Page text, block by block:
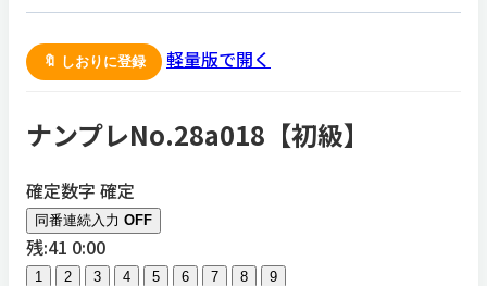
🔖 しおりに登録 軽量版で開く
ナンプレNo.28a018【初級】
確定数字 確定
同番連続入力 OFF
残:41 0:00
1 2 3 4 5 6 7 8 9